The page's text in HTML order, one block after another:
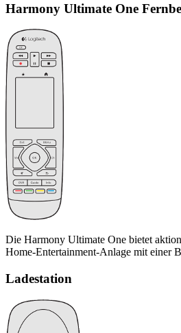
Harmony Ultimate One
Die Harmony Ultimate One bietet
Home-Entertainment-Anlage mit einer
Ladestation